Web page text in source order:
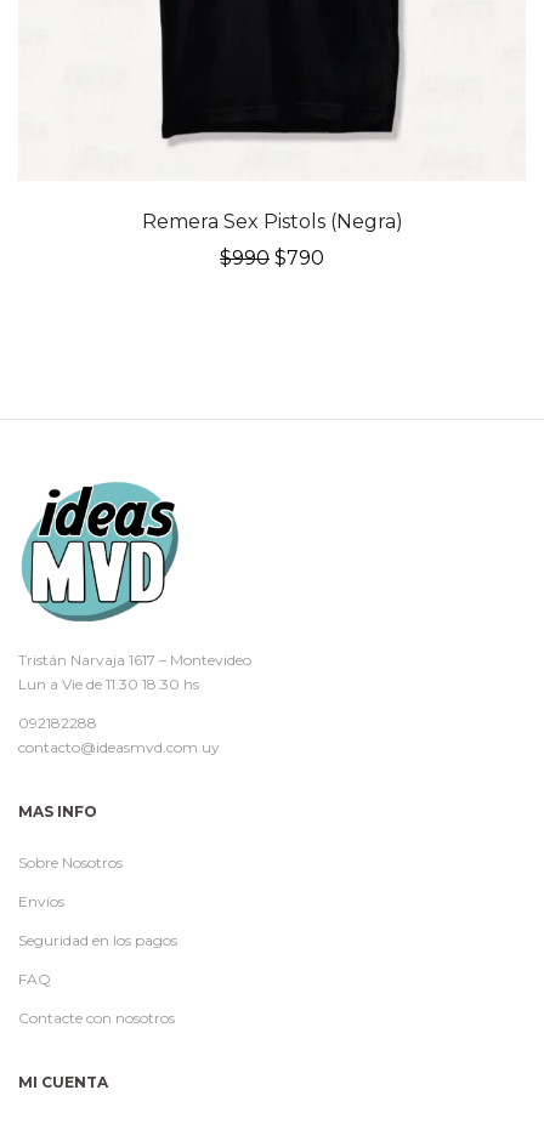
Remera Sex Pistols (Negra)
$990 El
$790
Tristán Narvaja 1617 – Montevideo
Lun a Vie de 11.30 18.30 hs
092182288
contacto@ideasmvd.com.uy
MAS INFO
Sobre Nosotros
Envíos
Seguridad en los pagos
FAQ
Contacte con nosotros
MI CUENTA